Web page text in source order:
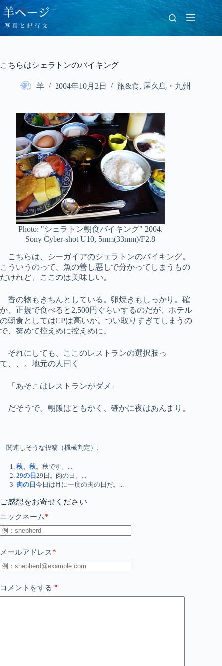
コ
ン
テ
ン
ス
こちらはシェラトンのバイキング
羊 2004年10月2日 旅&食, 屋久島・九州
Photo: "シェラトン朝食バイキング" 2004.
Sony Cyber-shot U10, 5mm(33mm)/F2.8
こちらは、シーガイアのシェラトンのバイキング。
こういうのって、魚の善し悪しで分かってしまうもの
だけれど、ここのは美味しい。
香の物もきちんとしている。卵焼きもしっかり。確
か、正規で食べると2,500円ぐらいするのだが、ホテル
の朝食としてはCPは高いか。つい取りすぎてしまうの
で、努めて控えめに控えめに。
それにしても、ここのレストランの選択肢っ
て、、。地元の人曰く
「あそこはレストランがダメ」
だそうで。朝飯はともかく、確かに夜はあんまり。
関連しそうな投稿（機械判定）:
秋、秋。 秋です。...
29の日29日。肉の日。...
肉の日今日は月に一度の肉の日だ。...
ご感想をお寄せください
ニックネーム*
メールアドレス*
コメントをする *